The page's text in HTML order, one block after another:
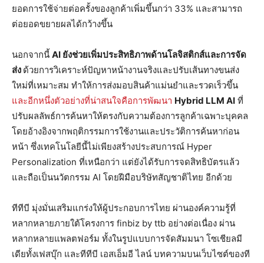
ยอดการใช้จ่ายต่อครั้งของลูกค้าเพิ่มขึ้นกว่า 33% และสามารถ
ต่อยอดขยายผลได้กว้างขึ้น
นอกจากนี้ AI ยังช่วยเพิ่มประสิทธิภาพด้านโลจิสติกส์และการจัด
ส่ง ด้วยการวิเคราะห์ปัญหาหน้างานจริงและปรับเส้นทางขนส่ง
ใหม่ที่เหมาะสม ทำให้การส่งมอบสินค้าแม่นยำและรวดเร็วขึ้น
และอีกหนึ่งตัวอย่างที่น่าสนใจคือการพัฒนา Hybrid LLM AI ที่
ปรับผลลัพธ์การค้นหาให้ตรงกับความต้องการลูกค้าเฉพาะบุคคล
โดยอ้างอิงจากพฤติกรรมการใช้งานและประวัติการค้นหาก่อน
หน้า ซึ่งเทคโนโลยีนี้ไม่เพียงสร้างประสบการณ์ Hyper
Personalization ที่เหนือกว่า แต่ยังได้รับการจดสิทธิบัตรแล้ว
และถือเป็นนวัตกรรม AI โดยฝีมือบริษัทสัญชาติไทย อีกด้วย
ทีทีบี มุ่งมั่นเสริมแกร่งให้ผู้ประกอบการไทย ผ่านองค์ความรู้ที่
หลากหลายภายใต้โครงการ finbiz by ttb อย่างต่อเนื่อง ผ่าน
หลากหลายแพลตฟอร์ม ทั้งในรูปแบบการจัดสัมมนา โซเชียลมี
เดียทั้งเฟสบุ๊ก และทีทีบี เอสเอ็มอี ไลน์ บทความบนเว็บไซต์ของที